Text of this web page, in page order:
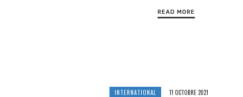
READ MORE
INTERNATIONAL 11 OCTOBRE 2021